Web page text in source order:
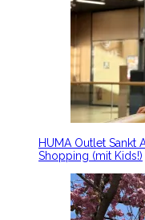
HUMA Outlet Sankt
Shopping (mit Kids!)